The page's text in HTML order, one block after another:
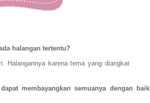
halangan tertentu?
Halangannya karena tema yang diangkat
membayangkan semuanya dengan baik